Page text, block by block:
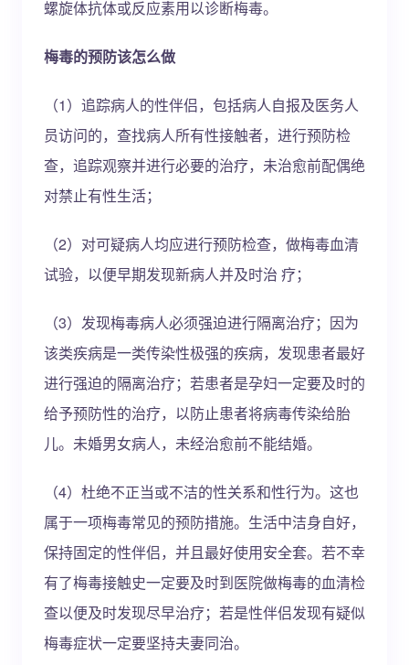
螺旋体抗体或反应素用以诊断梅毒。
梅毒的预防该怎么做
（1）追踪病人的性伴侣，包括病人自报及医务人
员访问的，查找病人所有性接触者，进行预防检
查，追踪观察并进行必要的治疗，未治愈前配偶绝
对禁止有性生活；
（2）对可疑病人均应进行预防检查，做梅毒血清
试验，以便早期发现新病人并及时治 疗；
（3）发现梅毒病人必须强迫进行隔离治疗；因为
该类疾病是一类传染性极强的疾病，发现患者最好
进行强迫的隔离治疗；若患者是孕妇一定要及时的
给予预防性的治疗，以防止患者将病毒传染给胎
儿。未婚男女病人，未经治愈前不能结婚。
（4）杜绝不正当或不洁的性关系和性行为。这也
属于一项梅毒常见的预防措施。生活中洁身自好，
保持固定的性伴侣，并且最好使用安全套。若不幸
有了梅毒接触史一定要及时到医院做梅毒的血清检
查以便及时发现尽早治疗；若是性伴侣发现有疑似
梅毒症状一定要坚持夫妻同治。